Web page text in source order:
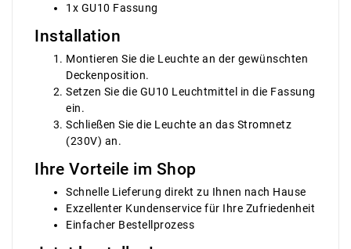
1x GU10 Fassung
Installation
Montieren Sie die Leuchte an der gewünschten
Deckenposition.
Setzen Sie die GU10 Leuchtmittel in die Fassung
ein.
Schließen Sie die Leuchte an das Stromnetz
(230V) an.
Ihre Vorteile im Shop
Schnelle Lieferung direkt zu Ihnen nach Hause
Exzellenter Kundenservice für Ihre Zufriedenheit
Einfacher Bestellprozess